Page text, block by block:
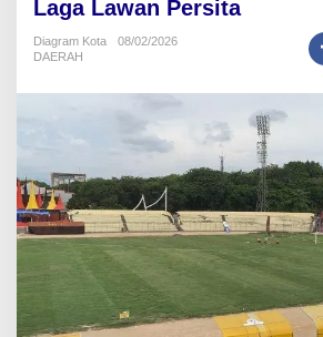
a
r
a
m
a
t
i
s
S
Laga Lawan Persita
Diagram Kota
08/02/2026
DAERAH